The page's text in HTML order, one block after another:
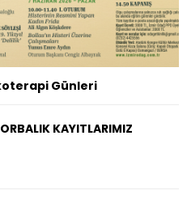
Günleri
KAYITLARIMIZ